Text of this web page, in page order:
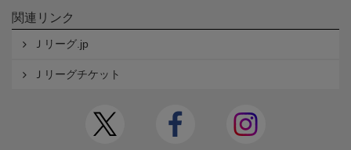
関連リンク
Ｊリーグ.jp
Ｊリーグチケット